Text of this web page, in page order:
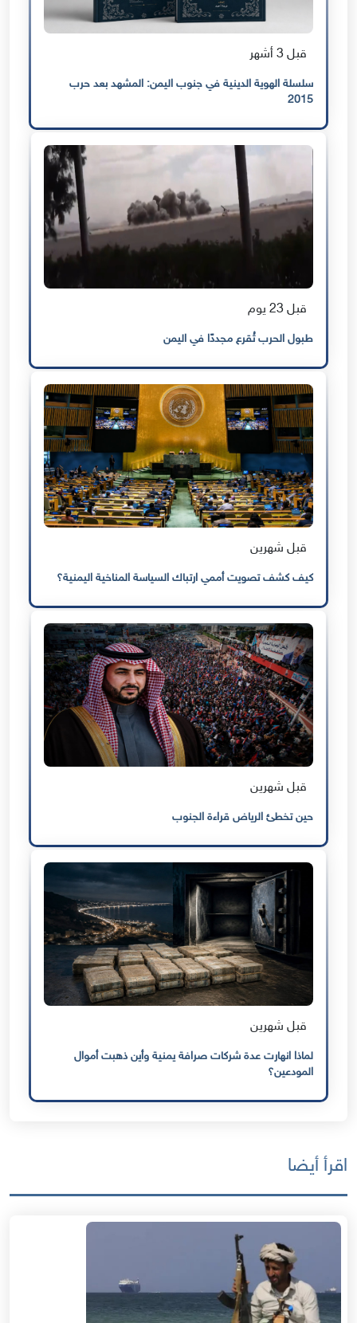
قبل 3 أشهر
سلسلة الهوية الدينية في جنوب اليمن: المشهد بعد حرب
2015
قبل 23 يوم
طبول الحرب تُقرع مجددًا في اليمن
قبل شهرين
كيف كشف تصويت أممي ارتباك السياسة المناخية اليمنية؟
قبل شهرين
حين تخطئ الرياض قراءة الجنوب
قبل شهرين
لماذا انهارت عدة شركات صرافة يمنية وأين ذهبت أموال
المودعين؟
اقرأ أيضا